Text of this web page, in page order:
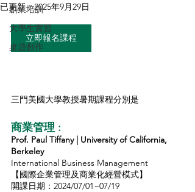
創業培訓
大學生實習
桌遊創作
已更新：2025年9月29日
立即報名課程
三門美國大學教授暑期課程分別是
商業管理 :
Prof. Paul Tiffany | University of California,
Berkeley
International Business Management
【國際企業管理及商業化經營模式】
開課日期：2024/07/01~07/19